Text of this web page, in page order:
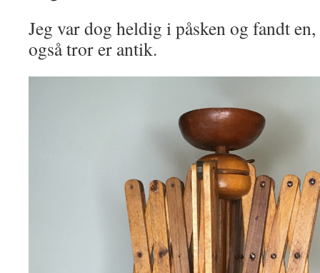
Jeg var dog heldig i påsken og fandt
også tror er antik.